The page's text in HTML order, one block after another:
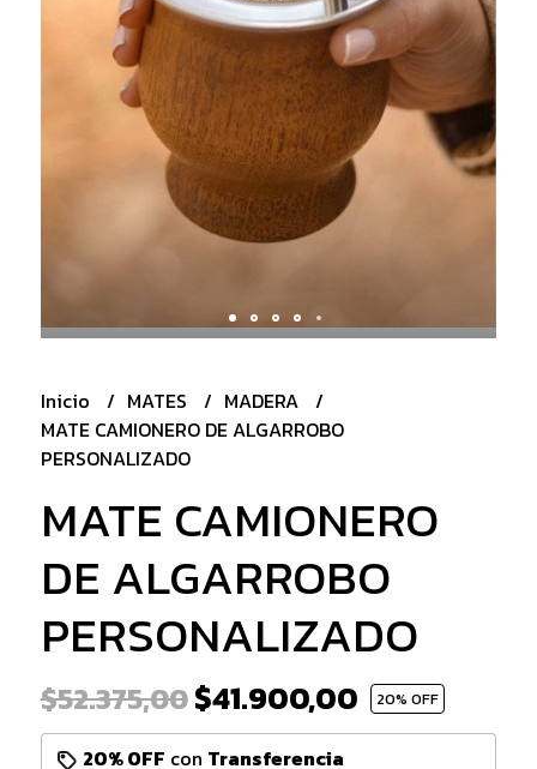
Inicio MATES
MADERA
MATE CAMIONERO DE ALGARROBO
PERSONALIZADO
MATE CAMIONERO
DE ALGARROBO
PERSONALIZADO
$52.375,00$41.900,00 20% OFF
20% OFF con Transferencia